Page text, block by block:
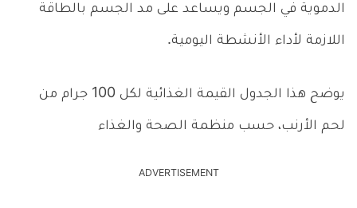
الدموية في الجسم ويساعد على مد الجسم بالطاقة
اللازمة لأداء الأنشطة اليومية.
يوضح هذا الجدول القيمة الغذائية لكل 100 جرام من
لحم الأرنب، حسب منظمة الصحة والغذاء
ADVERTISEMENT